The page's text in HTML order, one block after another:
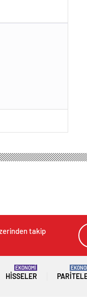
takip
HISSELER
EKONOMİ